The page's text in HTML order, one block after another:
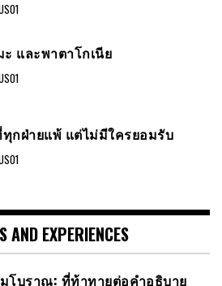
และพาตาโกเนีย
กฝ่ายแพ้ แต่ไม่มีใครยอมรับ
AND EXPERIENCES
โบราณ: ที่ท้าทายต่อคำอธิบาย